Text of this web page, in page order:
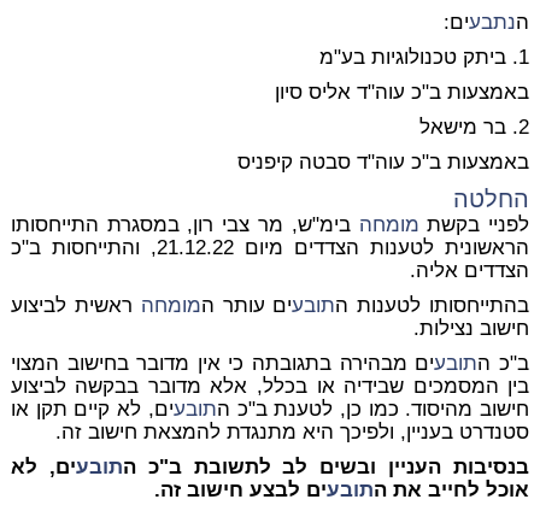
הנתבעים:
1. ביתק טכנולוגיות בע"מ
באמצעות ב"כ עוה"ד אליס סיון
2. בר מישאל
באמצעות ב"כ עוה"ד סבטה קיפניס
החלטה
לפניי בקשת מומחה בימ"ש, מר צבי רון, במסגרת התייחסותו
הראשונית לטענות הצדדים מיום 21.12.22, והתייחסות ב"כ
הצדדים אליה.
בהתייחסותו לטענות התובעים עותר המומחה ראשית לביצוע
חישוב נצילות.
ב"כ התובעים מבהירה בתגובתה כי אין מדובר בחישוב המצוי
בין המסמכים שבידיה או בכלל, אלא מדובר בבקשה לביצוע
חישוב מהיסוד. כמו כן, לטענת ב"כ התובעים, לא קיים תקן או
סטנדרט בעניין, ולפיכך היא מתנגדת להמצאת חישוב זה.
בנסיבות העניין ובשים לב לתשובת ב"כ התובעים, לא
אוכל לחייב את התובעים לבצע חישוב זה.